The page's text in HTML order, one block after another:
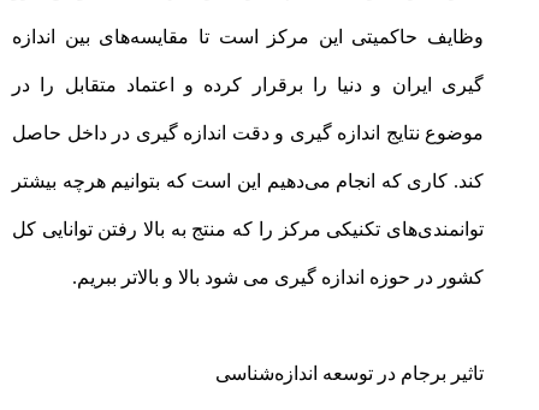
وظایف حاکمیتی این مرکز است تا مقایسه‌های بین اندازه
گیری ایران و دنیا را برقرار کرده و اعتماد متقابل را در
موضوع نتایج اندازه گیری و دقت اندازه گیری در داخل حاصل
کند. کاری که انجام می‌دهیم این است که بتوانیم هرچه بیشتر
توانمندی‌های تکنیکی مرکز را که منتج به بالا رفتن توانایی کل
کشور در حوزه اندازه گیری می شود بالا و بالاتر ببریم.
تاثیر برجام در توسعه اندازه‌شناسی